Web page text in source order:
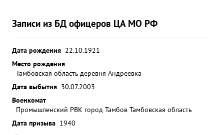
Записи из БД офицеров ЦА МО РФ
Дата рождения 22.10.1921
Место рождения
Тамбовская область деревня Андреевка
Дата выбытия 30.07.2003
Военкомат
Промышленский РВК город Тамбов Тамбовская область
Дата призыва 1940